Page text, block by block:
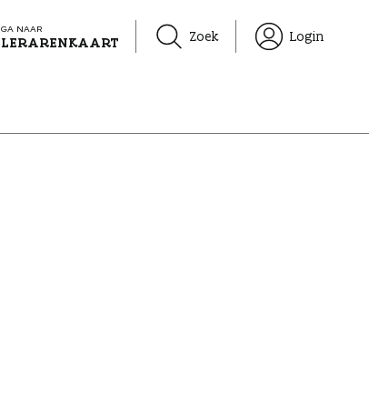
GA NAAR
LERARENKAART Zoek Login